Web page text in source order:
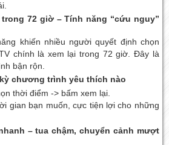
72 giờ – Tính năng “cứu nguy”
khiến nhiều người quyết định chọn
chính là xem lại trong 72 giờ. Đây là
bận rộn.
chương trình yêu thích nào
thời điểm -> bấm xem lại.
gian bạn muốn, cực tiện lợi cho những
– tua chậm, chuyển cảnh mượt